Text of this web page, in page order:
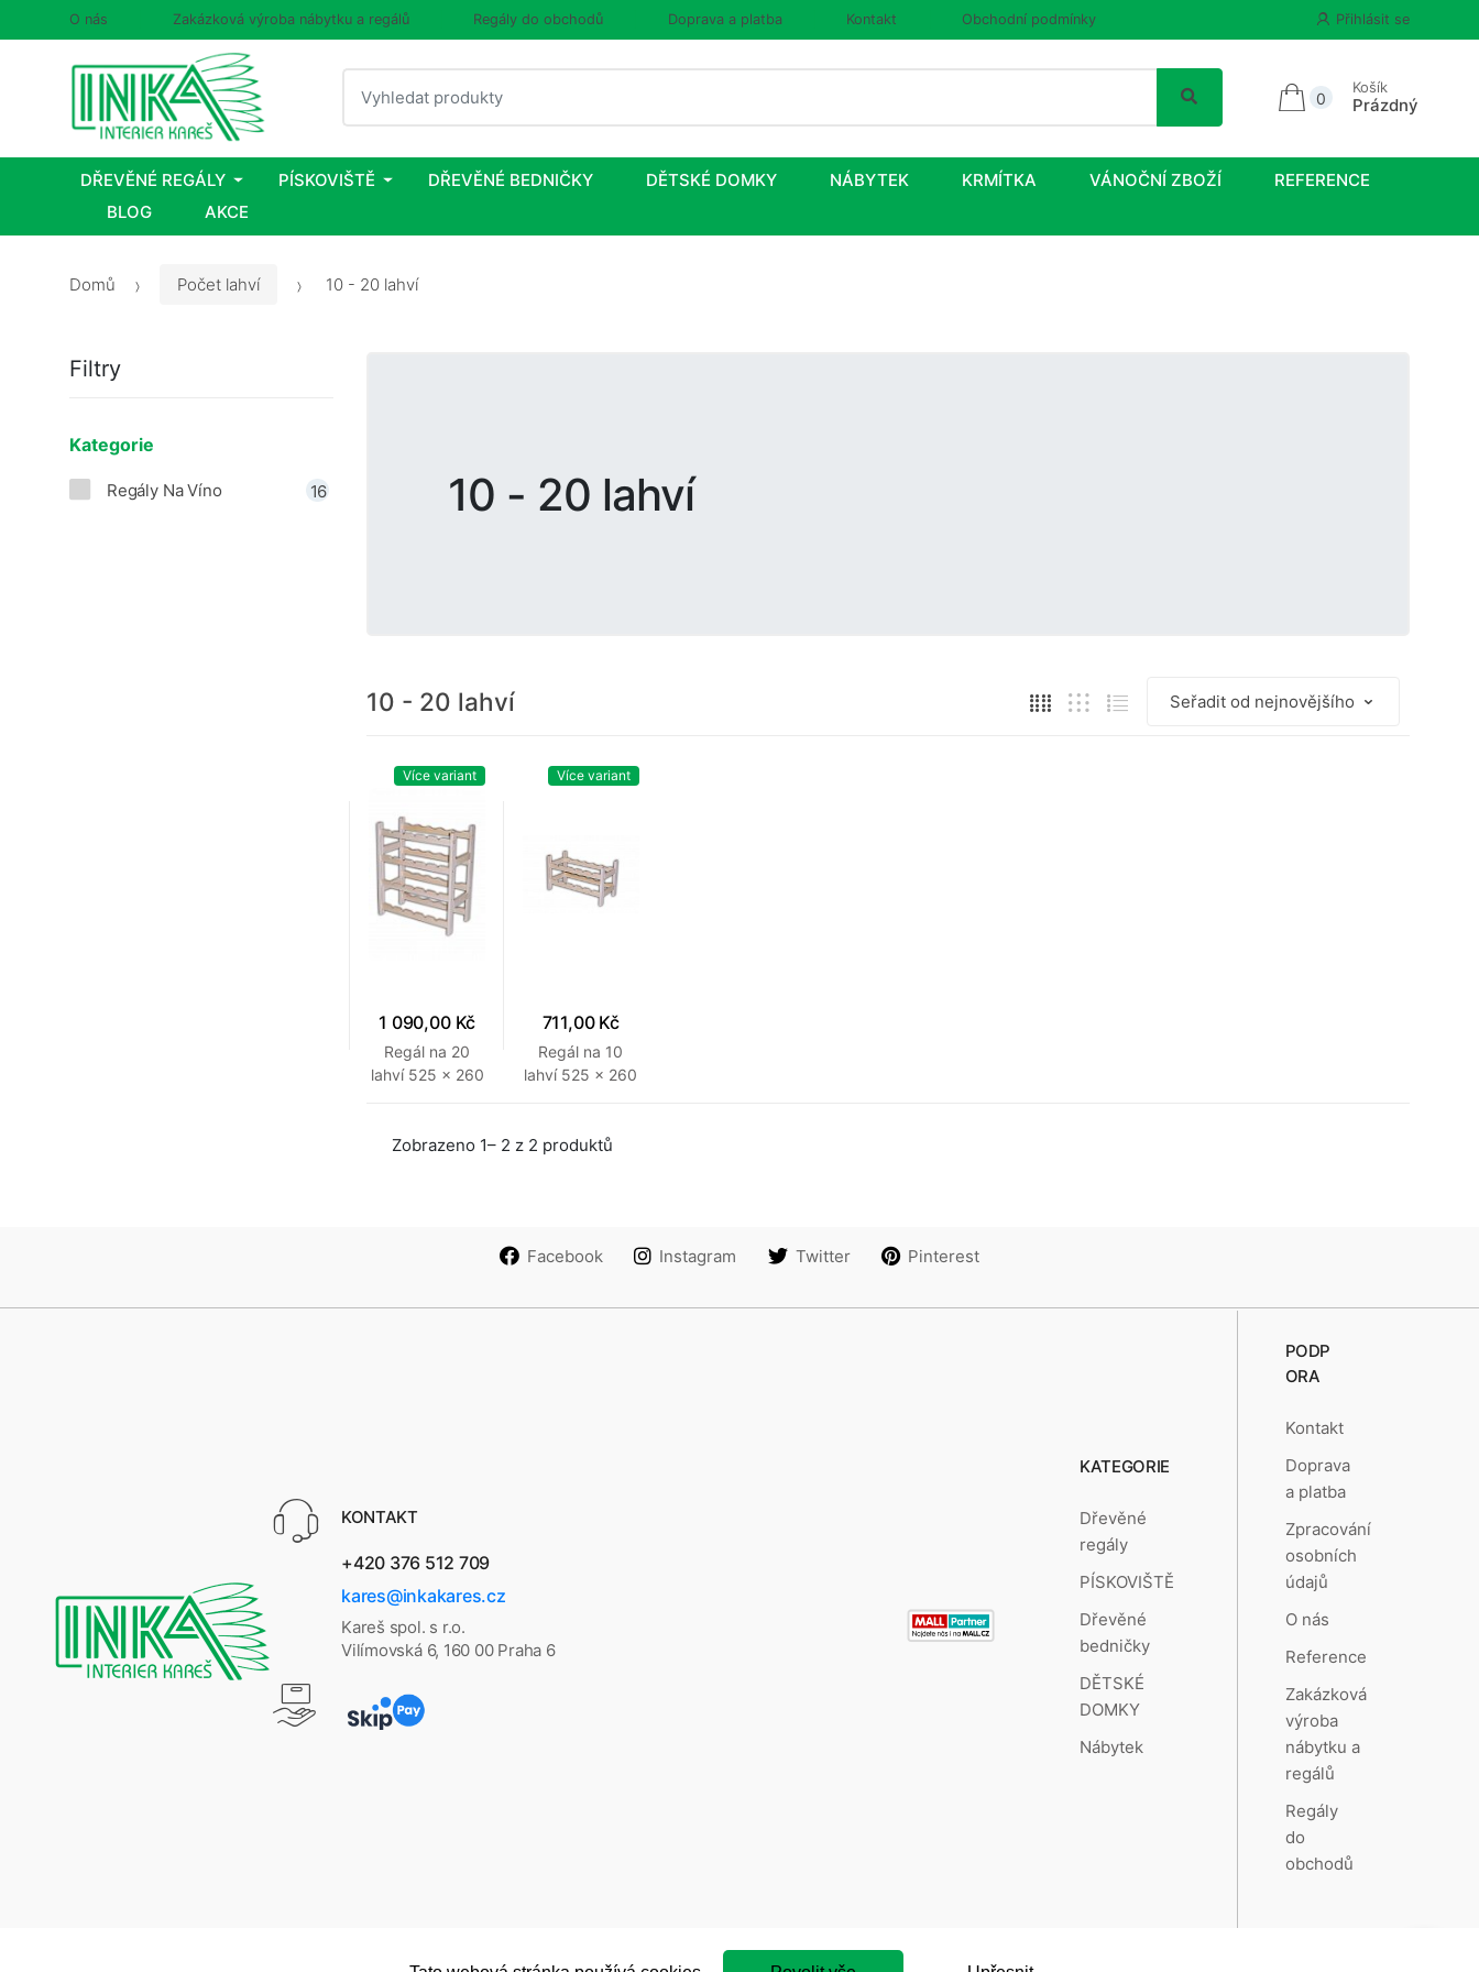
O nás Zakázková výroba nábytku a regálů Regály do obchodů Doprava a platba Kontakt Obchodní podmínky Přihlásit se
Vyhledat
0
Košík
Prázdný
DŘEVĚNÉ REGÁLY PÍSKOVIŠTĚ DŘEVĚNÉ BEDNIČKY DĚTSKÉ DOMKY NÁBYTEK KRMÍTKA VÁNOČNÍ ZBOŽÍ
REFERENCE
BLOG
AKCE
Domů Počet lahví 10 - 20 lahví
10 - 20 lahví
10 - 20 lahví
Více variant
1 090,00 Kč
Regál na 20
lahví 525 x 260
Více variant
711,00 Kč
Regál na 10
lahví 525 x 260
Zobrazeno 1– 2 z 2 produktů
Filtry
Kategorie
Regály Na Víno 16
Facebook Instagram Twitter Pinterest
KONTAKT
+420 376 512 709
kares@inkakares.cz
Kareš spol. s r.o.
Vilímovská 6, 160 00 Praha 6
KATEGORIE
Dřevěné
regály
PÍSKOVIŠTĚ
Dřevěné
bedničky
DĚTSKÉ
DOMKY
Nábytek
PODP
ORA
Kontakt
Doprava
a platba
Zpracování
osobních
údajů
O nás
Reference
Zakázková
výroba
nábytku a
regálů
Regály
do
obchodů